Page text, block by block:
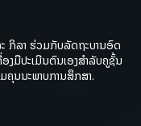
ກິລາ ຮ່ວມກັບລັດຖະບານອົດ
ງມືປະເມີນຕົນເອງສຳລັບຄູຊັ້ນ
ຄຸນນະພາບການສຶກສາ.